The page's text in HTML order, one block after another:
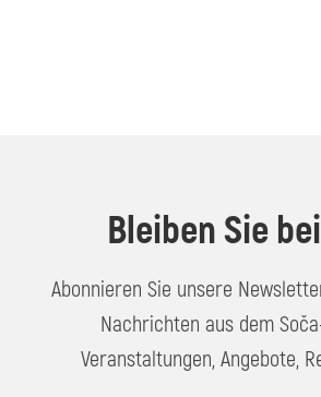
Bleiben Sie
Abonnieren Sie unsere
Nachrichten aus dem
Veranstaltungen, Angebote,